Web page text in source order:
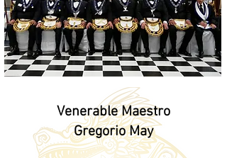
Venerable Maestro
Gregorio May